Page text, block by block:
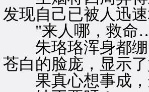
发现自己已被人迅
"来人哪，救
朱珞珞浑身都绷
苍白的脸庞，显示
果真心想事成，